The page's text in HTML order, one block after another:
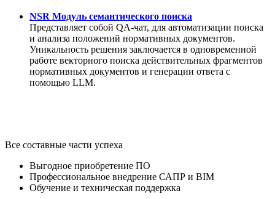
NSR Модуль семантического поиска
Представляет собой QA-чат, для автоматизации поиска
и анализа положений нормативных документов.
Уникальность решения заключается в одновременной
работе векторного поиска действительных фрагментов
нормативных документов и генерации ответа с
помощью LLM.
Все составные части успеха
Выгодное приобретение ПО
Профессиональное внедрение САПР и BIM
Обучение и техническая поддержка